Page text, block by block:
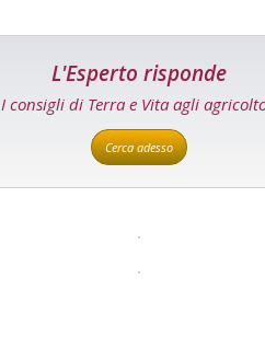
L'Esperto risponde
I consigli di Terra e Vita agli
Cerca adesso